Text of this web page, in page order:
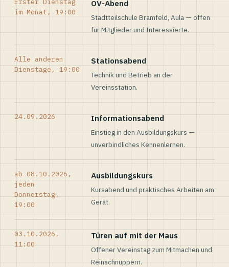
Erster Dienstag
im Monat, 19:00
OV-Abend
Stadtteilschule Bramfeld, Aula — offen
für Mitglieder und Interessierte.
Alle anderen
Dienstage, 19:00
Stationsabend
Technik und Betrieb an der
Vereinsstation.
24.09.2026 Informationsabend
Einstieg in den Ausbildungskurs —
unverbindliches Kennenlernen.
ab 08.10.2026,
jeden
Donnerstag,
19:00
Ausbildungskurs
Kursabend und praktisches Arbeiten am
Gerät.
03.10.2026,
11:00
Türen auf mit der Maus
Offener Vereinstag zum Mitmachen und
Reinschnuppern.